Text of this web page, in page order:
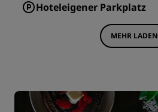
Hoteleigener Parkplatz
MEHR LADEN